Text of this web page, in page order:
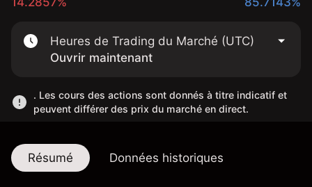
Heures de Trading du Marché (UTC)
Ouvrir maintenant
. Les cours des actions sont donnés à titre indicatif et
peuvent différer des prix du marché en direct.
Résumé Données historiques